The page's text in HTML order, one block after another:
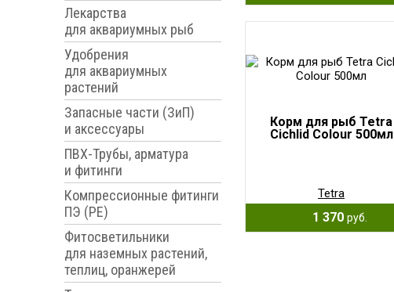
Лекарства
для аквариумных рыб
Удобрения
для аквариумных
растений
Запасные части (ЗиП)
и аксессуары
ПВХ-Трубы, арматура
и фитинги
Компрессионные фитинги
ПЭ (PE)
Фитосветильники
для наземных растений,
теплиц, оранжерей
Корм для рыб Tetra
Cichlid Colour 500мл
Tetra
1 370 руб.